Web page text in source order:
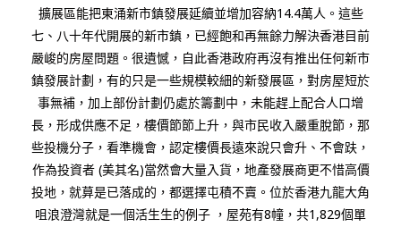
擴展區能把東涌新市鎮發展延續並增加容納14.4萬人。這些
七、八十年代開展的新市鎮，已經飽和再無餘力解決香港目前
嚴峻的房屋問題。很遺憾，自此香港政府再沒有推出任何新市
鎮發展計劃，有的只是一些規模較細的新發展區，對房屋短於
事無補，加上部份計劃仍處於籌劃中，未能趕上配合人口增
長，形成供應不足，樓價節節上升，與市民收入嚴重脫節，那
些投機分子，看準機會，認定樓價長遠來說只會升、不會趺，
作為投資者 (美其名)當然會大量入貨，地產發展商更不惜高價
投地，就萛是已落成的，都選擇屯積不賣。位於香港九龍大角
咀浪澄灣就是一個活生生的例子 ，屋苑有8幢，共1,829個單